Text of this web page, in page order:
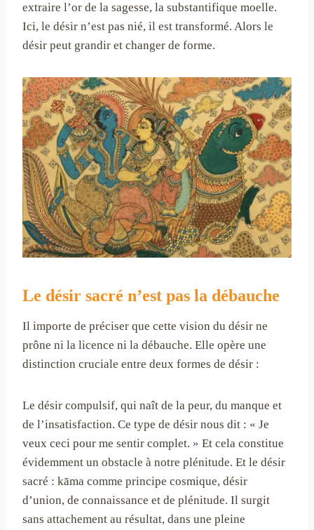
extraire l’or de la sagesse, la substantifique moelle.
Ici, le désir n’est pas nié, il est transformé. Alors le
désir peut grandir et changer de forme.
Le désir sacré n’est pas la débauche
Il importe de préciser que cette vision du désir ne
prône ni la licence ni la débauche. Elle opère une
distinction cruciale entre deux formes de désir :
Le désir compulsif, qui naît de la peur, du manque et
de l’insatisfaction. Ce type de désir nous dit : « Je
veux ceci pour me sentir complet. » Et cela constitue
évidemment un obstacle à notre plénitude. Et le désir
sacré : kāma comme principe cosmique, désir
d’union, de connaissance et de plénitude. Il surgit
sans attachement au résultat, dans une pleine